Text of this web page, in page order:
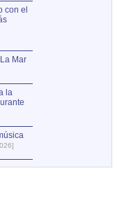
con el
Mar
la